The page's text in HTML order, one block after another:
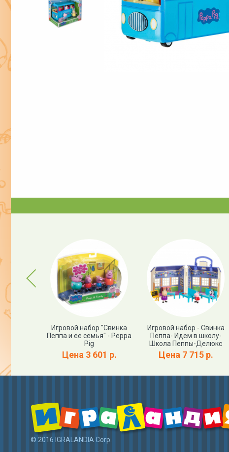
Previous
Игровой набор "Свинка
Пеппа и ее семья" - Peppa
Pig
Цена 3 601 р.
Игровой набор - Свинка
Пеппа- Идем в школу-
Школа Пеппы-Делюкс
Цена 7 715 р.
© 2016 IGRALANDIA Corp.